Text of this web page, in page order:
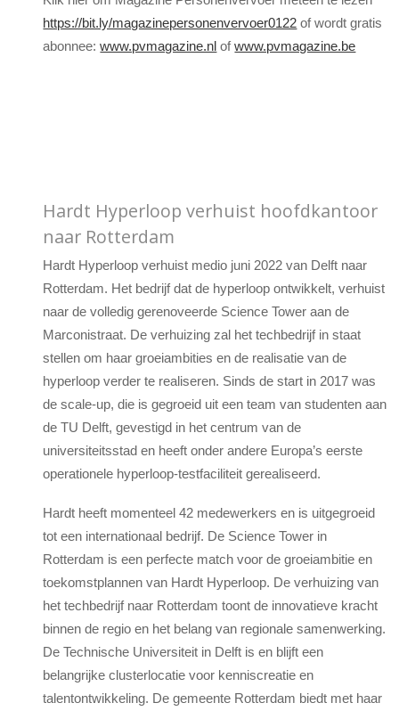
https://bit.ly/magazinepersonenvervoer0122 of wordt gratis
abonnee:www.pvmagazine.nl ofwww.pvmagazine.be
Hardt Hyperloop verhuist hoofdkantoor
naar Rotterdam
Hardt Hyperloop verhuist medio juni 2022 van Delft naar
Rotterdam. Het bedrijf dat de hyperloop ontwikkelt, verhuist
naar de volledig gerenoveerde Science Tower aan de
Marconistraat. De verhuizing zal het techbedrijf in staat
stellen om haar groeiambities en de realisatie van de
hyperloop verder te realiseren. Sinds de start in 2017 was
de scale-up, die is gegroeid uit een team van studenten aan
de TU Delft, gevestigd in het centrum van de
universiteitsstad en heeft onder andere Europa’s eerste
operationele hyperloop-testfaciliteit gerealiseerd.
Hardt heeft momenteel 42 medewerkers en is uitgegroeid
tot een internationaal bedrijf. De Science Tower in
Rotterdam is een perfecte match voor de groeiambitie en
toekomstplannen van Hardt Hyperloop. De verhuizing van
het techbedrijf naar Rotterdam toont de innovatieve kracht
binnen de regio en het belang van regionale samenwerking.
De Technische Universiteit in Delft is en blijft een
belangrijke clusterlocatie voor kenniscreatie en
talentontwikkeling. De gemeente Rotterdam biedt met haar